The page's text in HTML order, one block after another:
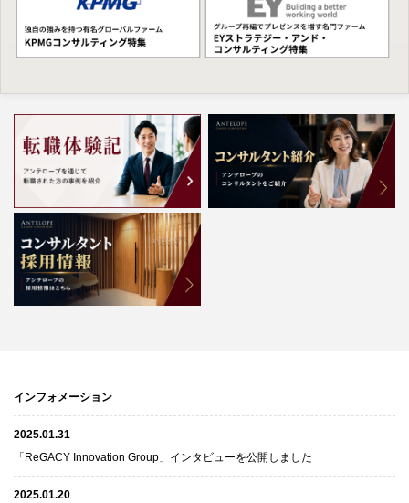
インフォメーション
2025.01.31
「ReGACY Innovation Group」インタビューを公開しました
2025.01.20